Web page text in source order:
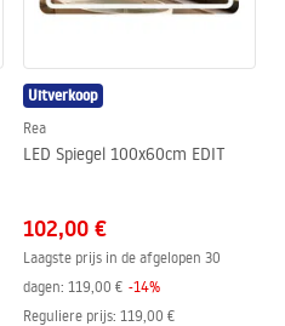
Uitverkoop
Rea
LED Spiegel 100x60cm EDIT
102,00 €
Laagste prijs in de afgelopen 30
dagen: 119,00 € -14%
Reguliere prijs: 119,00 €